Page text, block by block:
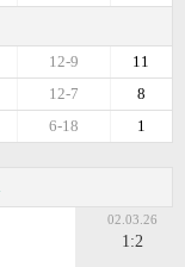
11
12-9
8
12-7
1
6-18
02.03.26
1:2